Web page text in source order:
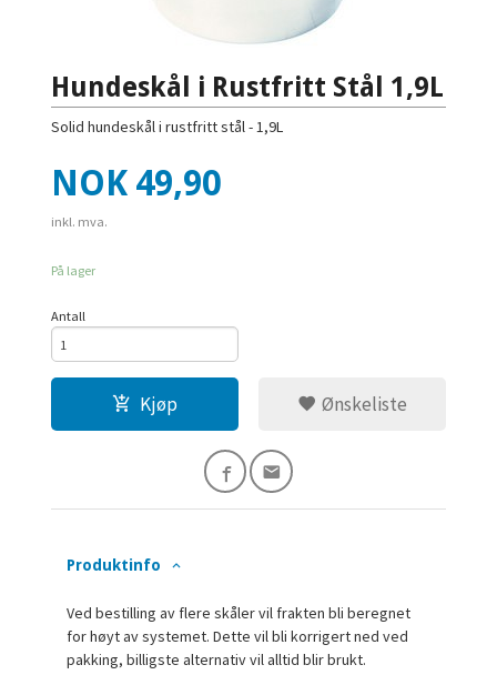
Hundeskål i Rustfritt Stål 1,9L
Solid hundeskål i rustfritt stål - 1,9L
Pris
NOK 49,90
inkl. mva.
På lager
Antall
Kjøp Ønskeliste
Produktinfo
Ved bestilling av flere skåler vil frakten bli beregnet
for høyt av systemet. Dette vil bli korrigert ned ved
pakking, billigste alternativ vil alltid blir brukt.